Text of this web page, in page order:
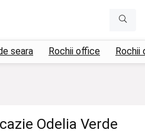
seara Rochii office Rochii
Odelia Verde